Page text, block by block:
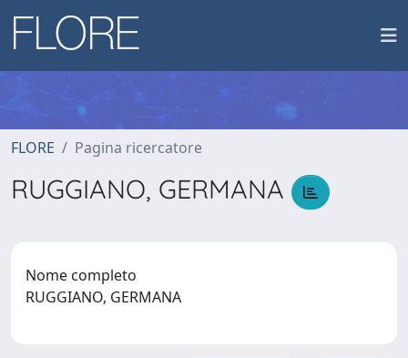
FLORE Pagina ricercatore
RUGGIANO, GERMANA
Nome completo
RUGGIANO, GERMANA